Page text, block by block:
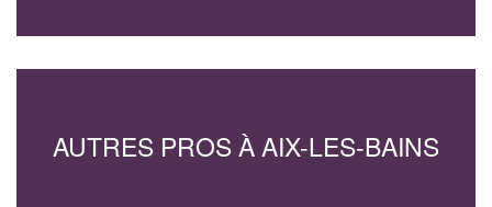
AUTRES PROS À AIX-LES-BAINS